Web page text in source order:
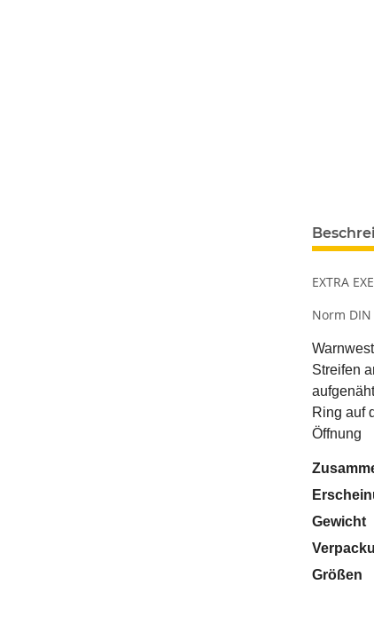
EXTRA
Norm DIN
Streifen
Ring auf
Öffnung
Gewicht
Größen